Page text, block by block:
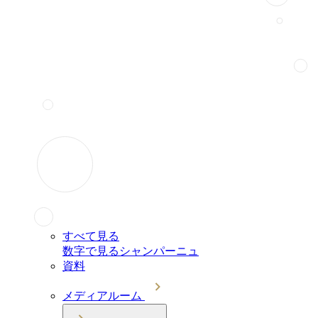
すべて見る
数字で見るシャンパーニュ
資料
メディアルーム